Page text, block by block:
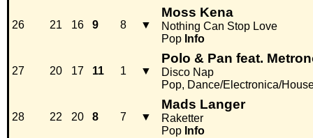
26 21 16 9 8 ▼
Moss Kena
Nothing Can Stop Love
Pop Info
27 20 17 11 1 ▼
Polo & Pan feat.
Disco Nap
Pop, Dance/Electronica/
28 22 20 8 7 ▼
Mads Langer
Raketter
Pop Info